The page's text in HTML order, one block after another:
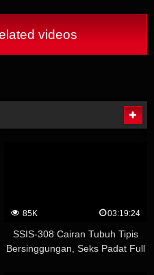
videos
85K 03:19:24
SSIS-308 Cairan Tubuh Tipis
Bersinggungan, Seks Padat Full